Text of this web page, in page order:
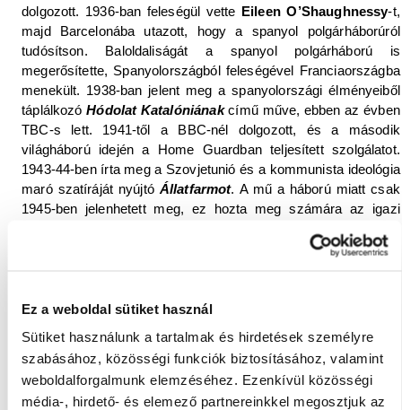
Ez a weboldal sütiket használ
Sütiket használunk a tartalmak és hirdetések személyre
szabásához, közösségi funkciók biztosításához, valamint
weboldalforgalmunk elemzéséhez. Ezenkívül közösségi
média-, hirdető- és elemező partnereinkkel megosztjuk az
dolgozott. 1936-ban feleségül vette Eileen O’Shaughnessy-t,
majd Barcelonába utazott, hogy a spanyol polgárháborúról
tudósítson. Baloldaliságát a spanyol polgárháború is
megerősítette, Spanyolországból feleségével Franciaországba
menekült. 1938-ban jelent meg a spanyolországi élményeiből
táplálkozóHódolat Katalóniánakcímű műve, ebben az évben
TBC-s lett. 1941-től a BBC-nél dolgozott, és a második
világháború idején a Home Guardban teljesített szolgálatot.
1943-44-ben írta meg a Szovjetunió és a kommunista ideológia
maró szatíráját nyújtó Állatfarmot. A mű a háború miatt csak
1945-ben jelenhetett meg, ez hozta meg számára az igazi
-et, amikor elkezdődött a
világra. A regény 1949. június 8-án jelent meg az Egyesült
ezer példányban. A könyveket zöld és vörös borításban adták
ki, ezek ma már nagy ritkaságnak számítanak. OrwellAz
utolsó ember Európábancímet adta regényének, de kiadója,
Frederic Warburg a népszerűség és a nagyobb siker